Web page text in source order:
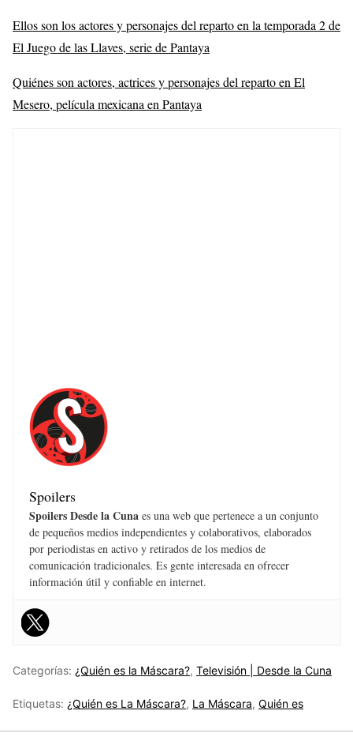
Ellos son los actores y personajes del reparto en la temporada 2 de
El Juego de las Llaves, serie de Pantaya
Quiénes son actores, actrices y personajes del reparto en El
Mesero, película mexicana en Pantaya
Spoilers
Spoilers Desde la Cuna es una web que pertenece a un conjunto
de pequeños medios independientes y colaborativos, elaborados
por periodistas en activo y retirados de los medios de
comunicación tradicionales. Es gente interesada en ofrecer
información útil y confiable en internet.
Categorías: ¿Quién es la Máscara?, Televisión | Desde la Cuna
Etiquetas: ¿Quién es La Máscara?, La Máscara, Quién es